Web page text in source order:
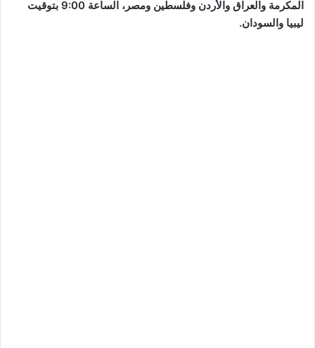
المكرمة والعراق والأردن وفلسطين ومصر، الساعة 9:00 بتوقيت
ليبيا والسودان.